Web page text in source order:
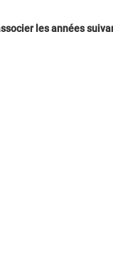
les années